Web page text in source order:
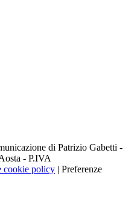
di Patrizio Gabetti -
- P.IVA
cookie policy | Preferenze